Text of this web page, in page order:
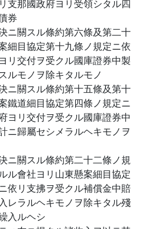
支那國政府ヨリ受領シタル四
券
ニ關スル條約第六條及第二十
細目協定第十九條ノ規定ニ依
リ交付ヲ受クル國庫證券中製
ルモノヲ除キタルモノ
ニ關スル條約第十五條及第十
鐵道細目協定第四條ノ規定ニ
ヨリ交付ヲ受クル國庫證券中
ニ歸屬セシメラルヘキモノヲ
ニ關スル條約第二十二條ノ規
ル會社ヨリ山東懸案細目協定
依リ支拂ヲ受クル補償金中賠
レラルヘキモノヲ除キタル殘
入ルヘシ